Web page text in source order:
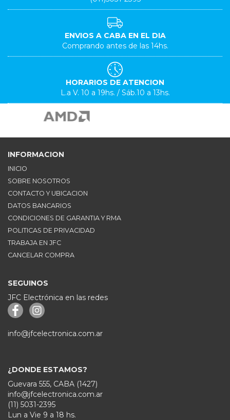
ENVIOS A CABA EN EL DIA
Comprando antes de las 14hs.
HORARIOS DE ATENCION
L.a V. 10 a 19hs. / Sáb.10 a 13hs.
INFORMACION
INICIO
SOBRE NOSOTROS
CONTACTO Y UBICACION
DATOS BANCARIOS
CONDICIONES DE GARANTIA Y RMA
POLITICAS DE PRIVACIDAD
TRABAJA EN JFC
CANCELAR COMPRA
SEGUINOS
JFC Electrónica en las redes
info@jfcelectronica.com.ar
¿DONDE ESTAMOS?
Guevara 555, CABA (1427)
info@jfcelectronica.com.ar
(11) 5031-2395
Lun a Vie 9 a 18 hs.